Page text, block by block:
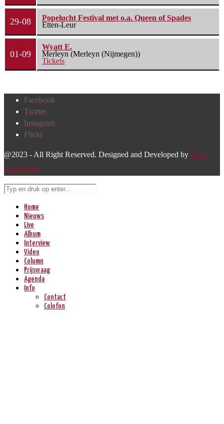
29-08
Popelucht Festival met o.a. Queen of Spades
Etten-Leur
01-09
Wyatt E.
Merleyn (Merleyn (Nijmegen))
Tickets
Facebook
Twitter
Instagram
Flickr
@2023 - All Right Reserved. Designed and Developed by Harm
Lourenssen
Home
Nieuws
Live
Album
Interview
Video
Column
Prijsvraag
Agenda
Info
Contact
Colofon